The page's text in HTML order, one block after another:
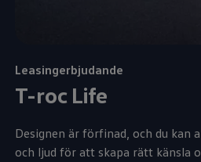
Leasingerbjudande
T-roc Life
Designen är förfinad, och du kan
och ljud för att skapa rätt känsla